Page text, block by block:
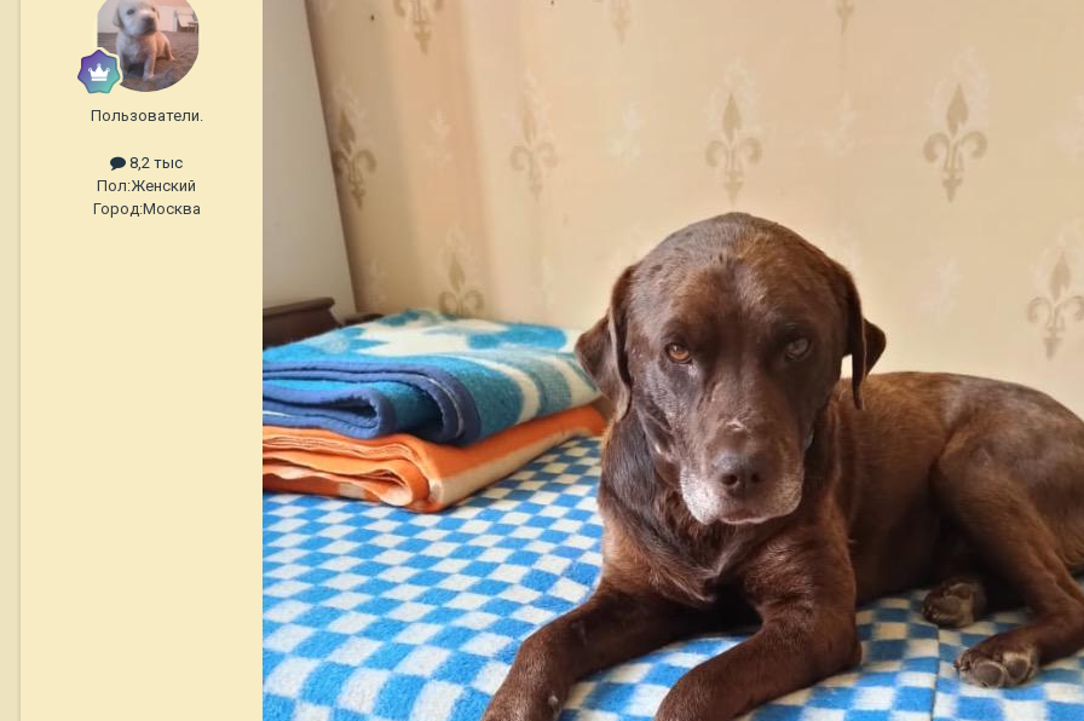
Пользователи.
8,2 тыс
Пол:Женский
Город:Москва